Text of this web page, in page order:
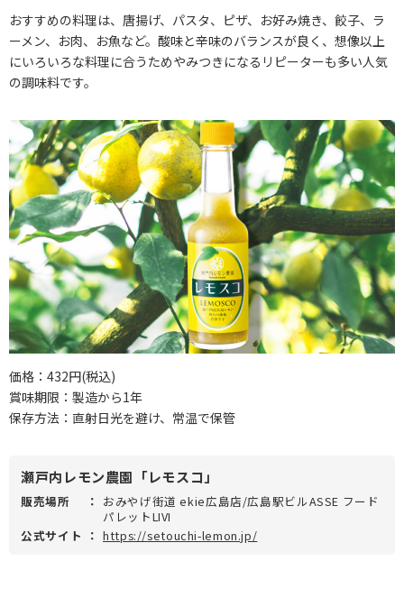
おすすめの料理は、唐揚げ、パスタ、ピザ、お好み焼き、餃子、ラ
ーメン、お肉、お魚など。酸味と辛味のバランスが良く、想像以上
にいろいろな料理に合うためやみつきになるリピーターも多い人気
の調味料です。
価格：432円(税込)
賞味期限：製造から1年
保存方法：直射日光を避け、常温で保管
瀬戸内レモン農園「レモスコ」
販売場所 ： おみやげ街道 ekie広島店/広島駅ビルASSE フード
パレットLIVI
公式サイト
： https://setouchi-lemon.jp/